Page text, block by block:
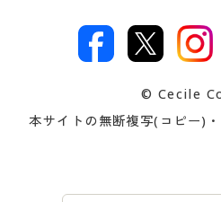
著作権・商標について
プレゼント＆キャンペーン
交換・返品は
ついて
© Cecile
本サイトの無断複写(コピー)